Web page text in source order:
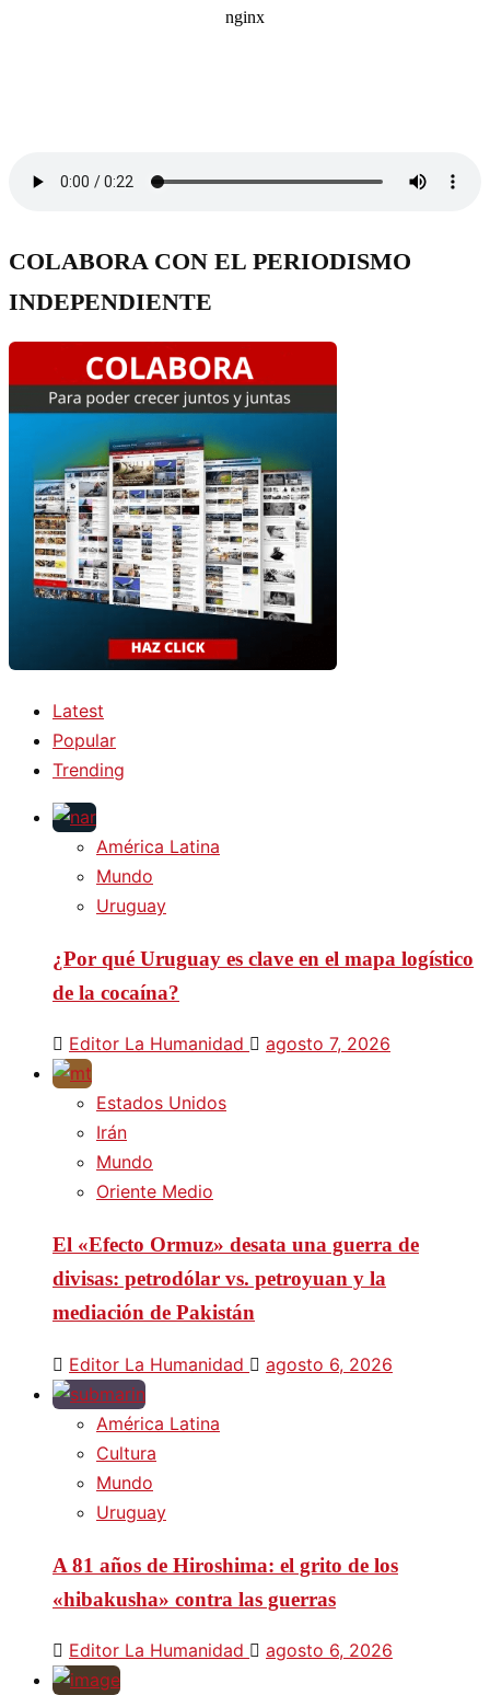
COLABORA CON EL PERIODISMO
INDEPENDIENTE
Latest
Popular
Trending
América Latina
Mundo
Uruguay
¿Por qué Uruguay es clave en el mapa logístico
de la cocaína?
Editor La Humanidad agosto 7, 2026
Estados Unidos
Irán
Mundo
Oriente Medio
El «Efecto Ormuz» desata una guerra de
divisas: petrodólar vs. petroyuan y la
mediación de Pakistán
Editor La Humanidad agosto 6, 2026
América Latina
Cultura
Mundo
Uruguay
A 81 años de Hiroshima: el grito de los
«hibakusha» contra las guerras
Editor La Humanidad agosto 6, 2026